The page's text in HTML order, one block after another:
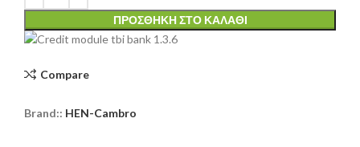
ΠΡΟΣΘΉΚΗ ΣΤΟ ΚΑΛΆΘΙ
Compare
Brand:: HEN-Cambro